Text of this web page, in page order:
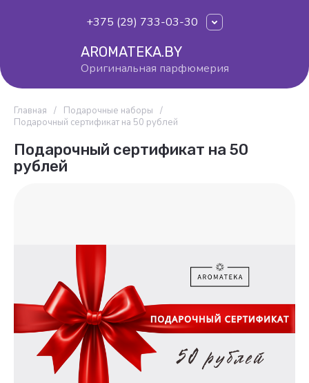
+375 (29) 733-03-30
AROMATEKA.BY
Оригинальная парфюмерия
Главная / Подарочные наборы
/
Подарочный сертификат на 50 рублей
Подарочный сертификат на 50
рублей